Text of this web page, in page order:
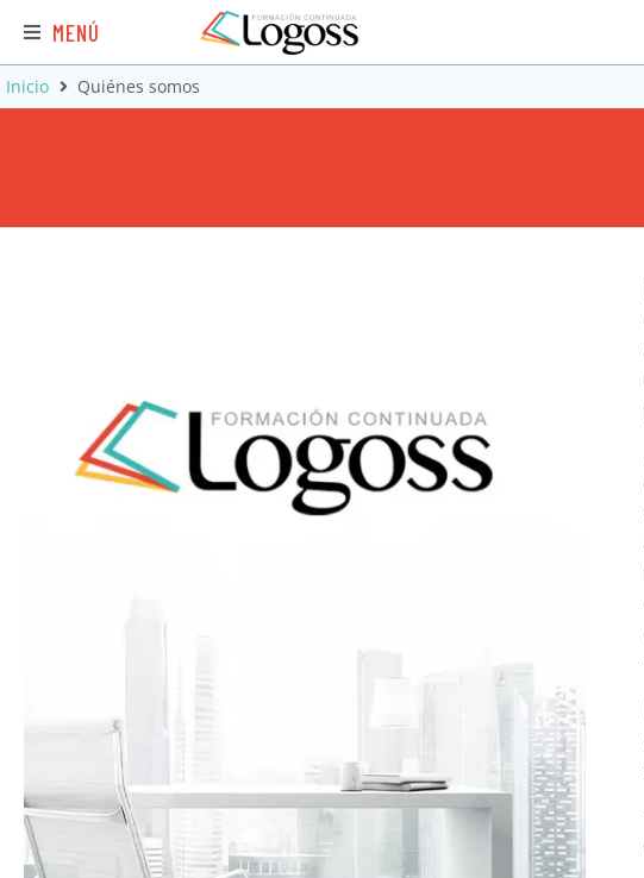
MENÚ
Inicio Quiénes somos